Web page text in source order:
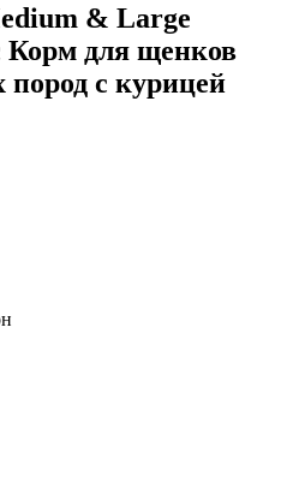
& Large
Корм для щенков
с курицей